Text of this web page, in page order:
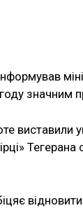
значним
виставили